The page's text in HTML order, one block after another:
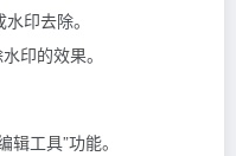
印去除。
印的效果。
工具”功能。